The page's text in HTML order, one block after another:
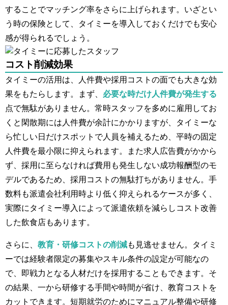
することでマッチング率をさらに上げられます。いざとい
う時の保険として、タイミーを導入しておくだけでも安心
感が得られるでしょう。
コスト削減効果
タイミーの活用は、人件費や採用コストの面でも大きな効
果をもたらします。まず、 必要な時だけ人件費が発生する
点で無駄がありません。常時スタッフを多めに雇用してお
くと閑散期には人件費が余計にかかりますが、タイミーな
ら忙しい日だけスポットで人員を補えるため、平時の固定
人件費を最小限に抑えられます。また求人広告費がかから
ず、採用に至らなければ費用も発生しない成功報酬型のモ
デルであるため、採用コストの無駄打ちがありません。手
数料も派遣会社利用時より低く抑えられるケースが多く、
実際にタイミー導入によって派遣依頼を減らしコスト改善
した飲食店もあります​。
さらに、 教育・研修コストの削減も見逃せません。タイミ
ーでは経験者限定の募集やスキル条件の設定が可能なの
で、即戦力となる人材だけを採用することもできます。そ
の結果、一から研修する手間や時間が省け、教育コストを
カットできます。短期就労のためにマニュアル整備や研修